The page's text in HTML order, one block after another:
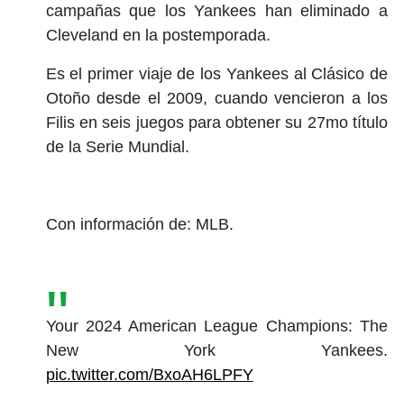
campañas que los Yankees han eliminado a
Cleveland en la postemporada.
Es el primer viaje de los Yankees al Clásico de
Otoño desde el 2009, cuando vencieron a los
Filis en seis juegos para obtener su 27mo título
de la Serie Mundial.
Con información de: MLB.
Your 2024 American League Champions: The
New York Yankees.
pic.twitter.com/BxoAH6LPFY